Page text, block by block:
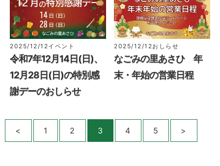
2025/12/12イベント
令和7年12月14日(日)、
12月28日(日)の特別感
謝デーのおしらせ
2025/12/12おしらせ
なごみの里あさひ 年
末・年始の営業日程
< 1 2 3 4 5 >